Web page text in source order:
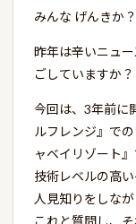
みんな げんきか？
昨年は辛いニュ
ごしていますか？
今回は、3年前に
ルフレンジ』で
ャベイリゾート
技術レベルの高い
人見知りをしな